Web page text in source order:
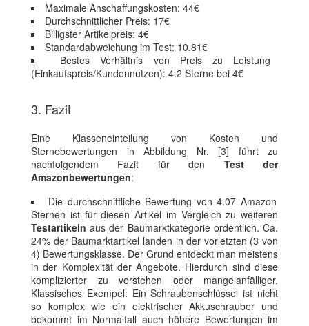
Maximale Anschaffungskosten: 44€
Durchschnittlicher Preis: 17€
Billigster Artikelpreis: 4€
Standardabweichung im Test: 10.81€
Bestes Verhältnis von Preis zu Leistung
(Einkaufspreis/Kundennutzen): 4.2 Sterne bei 4€
3. Fazit
Eine Klasseneinteilung von Kosten und
Sternebewertungen in Abbildung Nr. [3] führt zu
nachfolgendem Fazit für den Test der
Amazonbewertungen:
Die durchschnittliche Bewertung von 4.07 Amazon
Sternen ist für diesen Artikel im Vergleich zu weiteren
Testartikeln aus der Baumarktkategorie ordentlich. Ca.
24% der Baumarktartikel landen in der vorletzten (3 von
4) Bewertungsklasse. Der Grund entdeckt man meistens
in der Komplexität der Angebote. Hierdurch sind diese
komplizierter zu verstehen oder mangelanfälliger.
Klassisches Exempel: Ein Schraubenschlüssel ist nicht
so komplex wie ein elektrischer Akkuschrauber und
bekommt im Normalfall auch höhere Bewertungen im